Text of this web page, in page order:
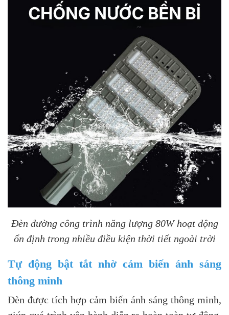
Đèn đường công trình năng lượng 80W hoạt động
ổn định trong nhiều điều kiện thời tiết ngoài trời
Tự động bật tắt nhờ cảm biến ánh sáng
thông minh
Đèn được tích hợp cảm biến ánh sáng thông minh,